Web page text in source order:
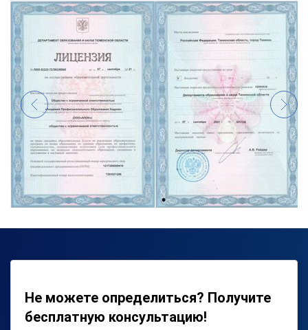
Не можете определиться? Получите
бесплатную консультацию!